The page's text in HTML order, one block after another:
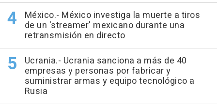
México.- México investiga la muerte a tiros
de un 'streamer' mexicano durante una
retransmisión en directo
Ucrania.- Ucrania sanciona a más de 40
empresas y personas por fabricar y
suministrar armas y equipo tecnológico a
Rusia